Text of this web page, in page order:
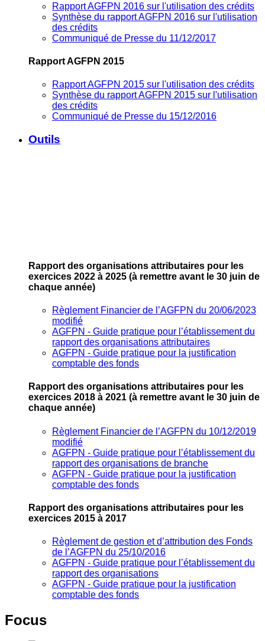
Rapport AGFPN 2016 sur l'utilisation des crédits
Synthèse du rapport AGFPN 2016 sur l'utilisation
des crédits
Communiqué de Presse du 11/12/2017
Rapport AGFPN 2015
Rapport AGFPN 2015 sur l'utilisation des crédits
Synthèse du rapport AGFPN 2015 sur l'utilisation
des crédits
Communiqué de Presse du 15/12/2016
Outils
Rapport des organisations attributaires pour les
exercices 2022 à 2025 (à remettre avant le 30 juin de
chaque année)
Règlement Financier de l’AGFPN du 20/06/2023
modifié
AGFPN ‐ Guide pratique pour l’établissement du
rapport des organisations attributaires
AGFPN ‐ Guide pratique pour la justification
comptable des fonds
Rapport des organisations attributaires pour les
exercices 2018 à 2021 (à remettre avant le 30 juin de
chaque année)
Règlement Financier de l’AGFPN du 10/12/2019
modifié
AGFPN ‐ Guide pratique pour l’établissement du
rapport des organisations de branche
AGFPN ‐ Guide pratique pour la justification
comptable des fonds
Rapport des organisations attributaires pour les
exercices 2015 à 2017
Règlement de gestion et d’attribution des Fonds
de l’AGFPN du 25/10/2016
AGFPN ‐ Guide pratique pour l’établissement du
rapport des organisations
AGFPN ‐ Guide pratique pour la justification
comptable des fonds
Focus